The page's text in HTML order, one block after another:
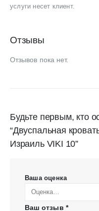
услуги несет клиент.
Отзывы
Отзывов пока нет.
Будьте первым, кто
“Двуспальная
Израиль VIKI 10”
Ваша оценка
Ваш отзыв *